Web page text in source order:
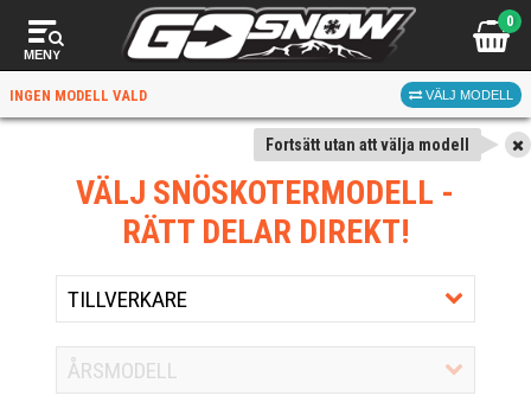
MENY
0
INGEN MODELL VALD VÄLJ MODELL
Fortsätt utan att välja modell
VÄLJ SNÖSKOTERMODELL -
RÄTT DELAR DIREKT!